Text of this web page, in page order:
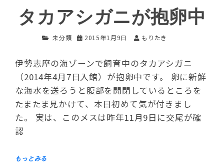
タカアシガニが抱卵中
未分類 2015年1月9日 もりたき
伊勢志摩の海ゾーンで飼育中のタカアシガニ
（2014年4月7日入館）が抱卵中です。 卵に新鮮
な海水を送ろうと腹部を開閉しているところを
たまたま見かけて、本日初めて気が付きまし
た。 実は、このメスは昨年11月9日に交尾が確
認